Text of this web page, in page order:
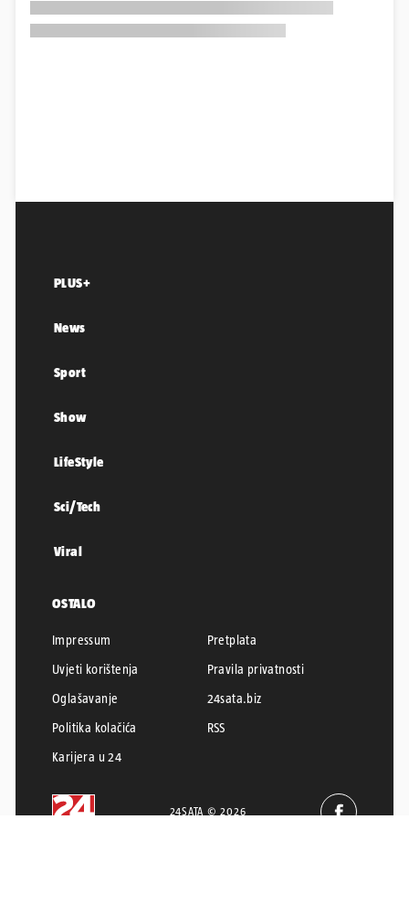
PLUS+
News
Sport
Show
LifeStyle
Sci/Tech
Viral
OSTALO
Impressum
Pretplata
Uvjeti korištenja
Pravila privatnosti
Oglašavanje
24sata.biz
Politika kolačića
RSS
Karijera u 24
24SATA © 2026